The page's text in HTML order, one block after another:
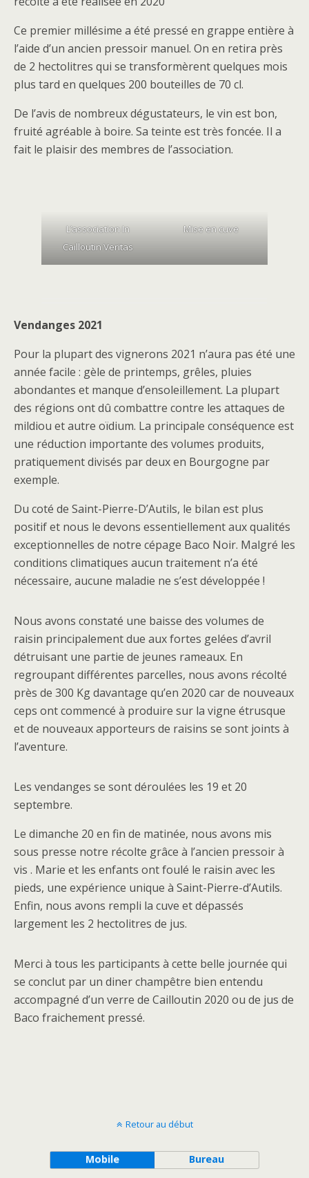
Ce premier millésime a été pressé en grappe entière à
l’aide d’un ancien pressoir manuel. On en retira près
de 2 hectolitres qui se transformèrent quelques mois
plus tard en quelques 200 bouteilles de 70 cl.
De l’avis de nombreux dégustateurs, le vin est bon,
fruité agréable à boire. Sa teinte est très foncée. Il a
fait le plaisir des membres de l’association.
L’association In
Cailloutin Veritas
Mise en cuve
Vendanges 2021
Pour la plupart des vignerons 2021 n’aura pas été une
année facile : gèle de printemps, grêles, pluies
abondantes et manque d’ensoleillement. La plupart
des régions ont dû combattre contre les attaques de
mildiou et autre oïdium. La principale conséquence est
une réduction importante des volumes produits,
pratiquement divisés par deux en Bourgogne par
exemple.
Du coté de Saint-Pierre-D’Autils, le bilan est plus
positif et nous le devons essentiellement aux qualités
exceptionnelles de notre cépage Baco Noir. Malgré les
conditions climatiques aucun traitement n’a été
nécessaire, aucune maladie ne s’est développée !
Nous avons constaté une baisse des volumes de
raisin principalement due aux fortes gelées d’avril
détruisant une partie de jeunes rameaux. En
regroupant différentes parcelles, nous avons récolté
près de 300 Kg davantage qu’en 2020 car de nouveaux
ceps ont commencé à produire sur la vigne étrusque
et de nouveaux apporteurs de raisins se sont joints à
l’aventure.
Les vendanges se sont déroulées les 19 et 20
septembre.
Le dimanche 20 en fin de matinée, nous avons mis
sous presse notre récolte grâce à l’ancien pressoir à
vis . Marie et les enfants ont foulé le raisin avec les
pieds, une expérience unique à Saint-Pierre-d’Autils.
Enfin, nous avons rempli la cuve et dépassés
largement les 2 hectolitres de jus.
Merci à tous les participants à cette belle journée qui
se conclut par un diner champêtre bien entendu
accompagné d’un verre de Cailloutin 2020 ou de jus de
Baco fraichement pressé.
Retour au début
Mobile Bureau